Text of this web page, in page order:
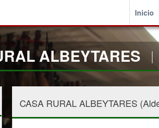
Inicio
ALBEYTARES
CASA RURAL ALBEYTARES